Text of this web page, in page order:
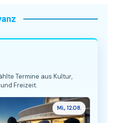
Termine aus Kultur,
Freizeit.
Mi., 12.08.